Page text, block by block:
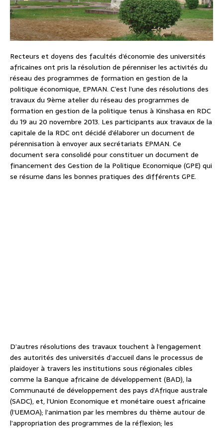
Recteurs et doyens des facultés d’économie des universités
africaines ont pris la résolution de pérenniser les activités du
réseau des programmes de formation en gestion de la
politique économique, EPMAN. C’est l’une des résolutions des
travaux du 9ème atelier du réseau des programmes de
formation en gestion de la politique tenus à Kinshasa en RDC
du 19 au 20 novembre 2013. Les participants aux travaux de la
capitale de la RDC ont décidé d’élaborer un document de
pérennisation à envoyer aux secrétariats EPMAN. Ce
document sera consolidé pour constituer un document de
financement des Gestion de la Politique Economique (GPE) qui
se résume dans les bonnes pratiques des différents GPE.
D’autres résolutions des travaux touchent à l’engagement
des autorités des universités d’accueil dans le processus de
plaidoyer à travers les institutions sous régionales cibles
comme la Banque africaine de développement (BAD), la
Communauté de développement des pays d’Afrique australe
(SADC), et, l’Union Economique et monétaire ouest africaine
(l’UEMOA); l’animation par les membres du thème autour de
l’appropriation des programmes de la réflexion; les